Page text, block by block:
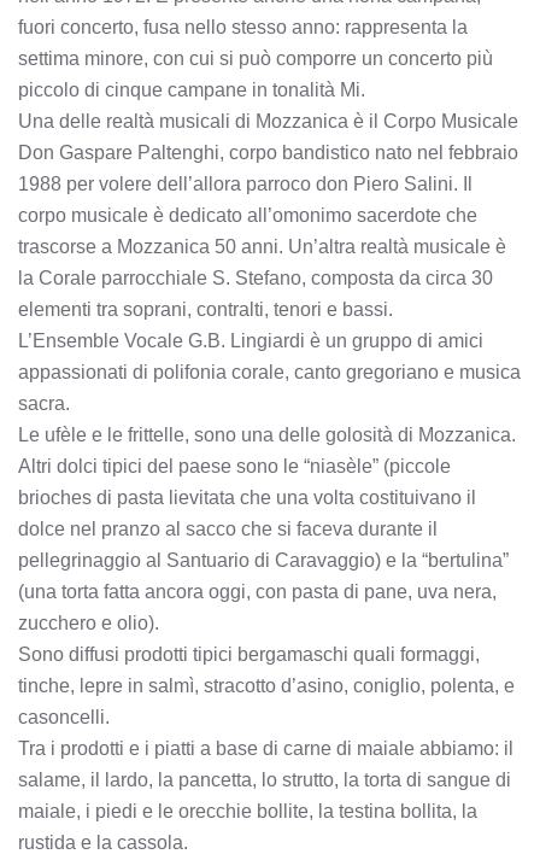
fuori concerto, fusa nello stesso anno: rappresenta la
settima minore, con cui si può comporre un concerto più
piccolo di cinque campane in tonalità Mi.
Una delle realtà musicali di Mozzanica è il Corpo Musicale
Don Gaspare Paltenghi, corpo bandistico nato nel febbraio
1988 per volere dell’allora parroco don Piero Salini. Il
corpo musicale è dedicato all’omonimo sacerdote che
trascorse a Mozzanica 50 anni. Un’altra realtà musicale è
la Corale parrocchiale S. Stefano, composta da circa 30
elementi tra soprani, contralti, tenori e bassi.
L’Ensemble Vocale G.B. Lingiardi è un gruppo di amici
appassionati di polifonia corale, canto gregoriano e musica
sacra.
Le ufèle e le frittelle, sono una delle golosità di Mozzanica.
Altri dolci tipici del paese sono le “niasèle” (piccole
brioches di pasta lievitata che una volta costituivano il
dolce nel pranzo al sacco che si faceva durante il
pellegrinaggio al Santuario di Caravaggio) e la “bertulina”
(una torta fatta ancora oggi, con pasta di pane, uva nera,
zucchero e olio).
Sono diffusi prodotti tipici bergamaschi quali formaggi,
tinche, lepre in salmì, stracotto d’asino, coniglio, polenta, e
casoncelli.
Tra i prodotti e i piatti a base di carne di maiale abbiamo: il
salame, il lardo, la pancetta, lo strutto, la torta di sangue di
maiale, i piedi e le orecchie bollite, la testina bollita, la
rustida e la cassola.